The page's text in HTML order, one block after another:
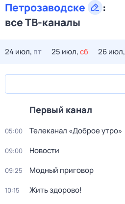
Петрозаводске
:
все ТВ-каналы
24 июл, пт 25 июл,сб 26 июл,
Первый канал
05:00 Телеканал «Доброе утро»
09:00 Новости
09:25 Модный приговор
10:15 Жить здорово!